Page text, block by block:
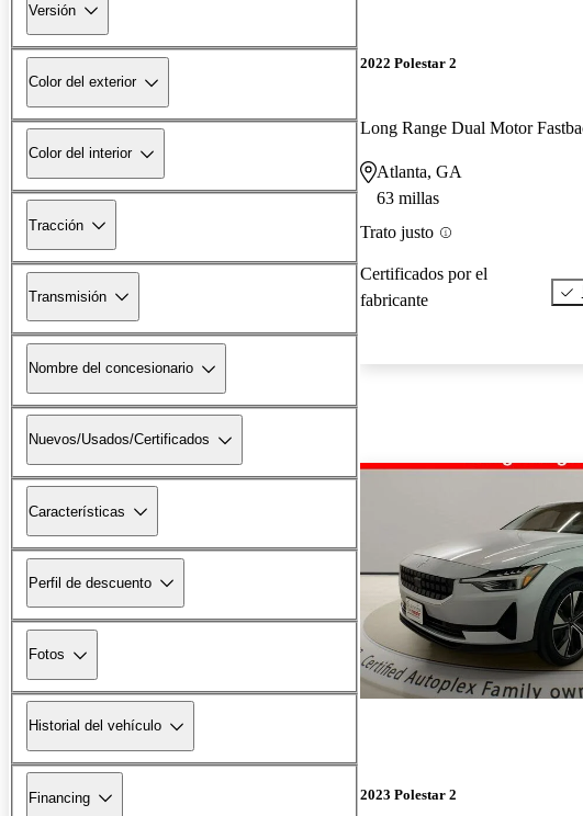
Versión
Color del exterior
Color del interior
Tracción
Transmisión
Nombre del concesionario
Nuevos/Usados/Certificados
Características
Perfil de descuento
Fotos
Historial del vehículo
Financing
2022 Polestar 2
Atlanta, GA
63 millas
Trato justo
Certificados por el
fabricante
2023 Polestar 2